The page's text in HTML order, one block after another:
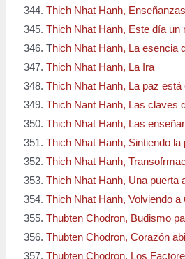
Thich Nhat Hanh,
Thich Nhat Hanh, Este día un
Thich Nhat Hanh, La esencia
Thich Nhat Hanh, La Ira
Thich Nhat Hanh, La paz está
Thich Nant Hanh, Las claves
Thich Nhat Hanh, Las
Thich Nhat Hanh, Sintiendo la
Thich Nhat Hanh,
Thich Nhat Hanh, Una puerta
Thich Nhat Hanh, Volviendo a
Thubten Chodron, Budismo
Thubten Chodron, Corazón
Thubten Chodron, Los